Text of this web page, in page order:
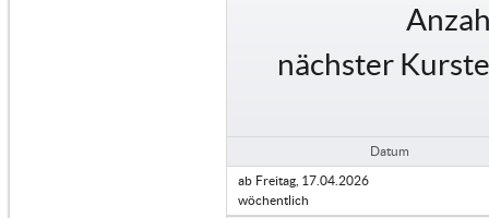
nächster
Datum
ab Freitag, 17.04.2026
wöchentlich